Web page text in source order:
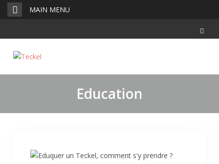
Skip
MAIN MENU
Education